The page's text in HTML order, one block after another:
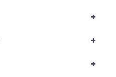
+
+
+